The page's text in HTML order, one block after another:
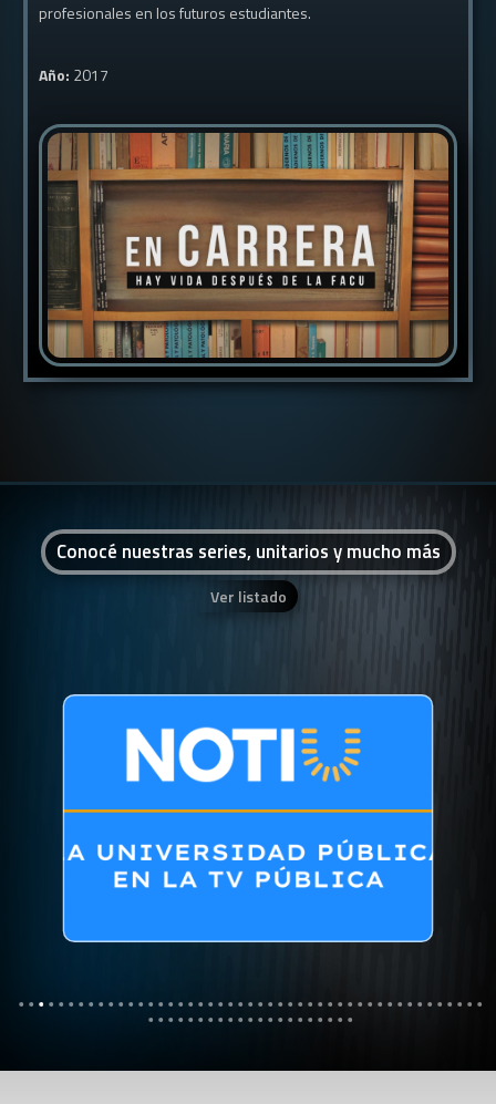
profesionales en los futuros estudiantes.
Año: 2017
Conocé nuestras series, unitarios y mucho más
Ver listado